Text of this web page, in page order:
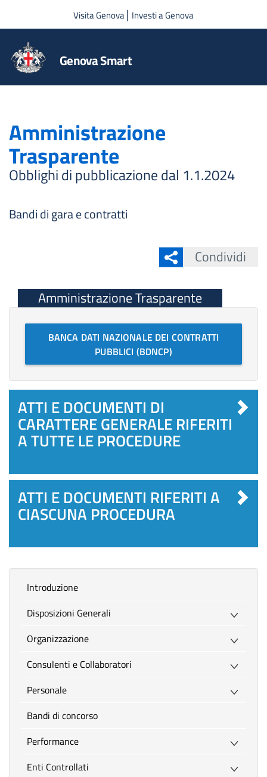
Salta al contenuto principale
Visita Genova| Investi a Genova
Genova Smart
Amministrazione
Trasparente
Obblighi di pubblicazione dal 1.1.2024
Bandi di gara e contratti
Condividi
Amministrazione Trasparente
BANCA DATI NAZIONALE DEI CONTRATTI
PUBBLICI (BDNCP)
ATTI E DOCUMENTI DI
CARATTERE GENERALE RIFERITI
A TUTTE LE PROCEDURE
ATTI E DOCUMENTI RIFERITI A
CIASCUNA PROCEDURA
introduzione
Disposizioni Generali
Organizzazione
Consulenti e Collaboratori
Personale
Bandi di concorso
Performance
Enti Controllati